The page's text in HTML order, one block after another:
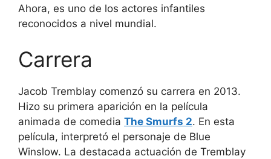
Ahora, es uno de los actores infantiles
reconocidos a nivel mundial.
Carrera
Jacob Tremblay comenzó su carrera en 2013.
Hizo su primera aparición en la película
animada de comedia The Smurfs 2. En esta
película, interpretó el personaje de Blue
Winslow. La destacada actuación de Tremblay